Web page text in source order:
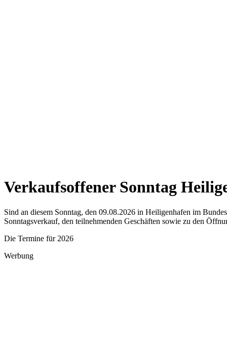
Verkaufsoffener Sonntag
Sind an diesem Sonntag, den 09.08.2026 in Heiligenhafen im
Sonntagsverkauf, den teilnehmenden Geschäften sowie zu den
Die Termine für 2026
Werbung